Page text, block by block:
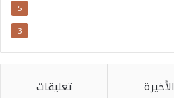
5
3
الأخيرة تعليقات